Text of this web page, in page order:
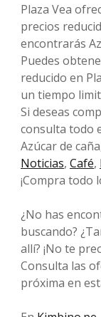
Plaza Vea
precios
encontrarás
Puedes
reducido en
un tiempo
Si deseas
consulta todo
Azúcar de
Noticias, Café,
¡Compra todo
¿No has
buscando?
allí? ¡No te
Consulta las
próxima en